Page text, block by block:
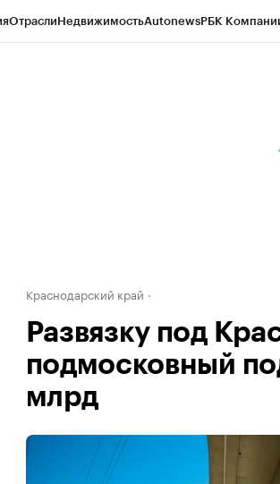
ОтраслиНедвижимостьAutonewsРБК
Краснодарский край
Развязку под
подмосковный
млрд